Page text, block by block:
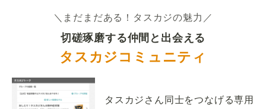
＼まだまだある！タスカジの魅力／
切磋琢磨する仲間と出会える
タスカジコミュニティ
タスカジさん同士をつなげる専用